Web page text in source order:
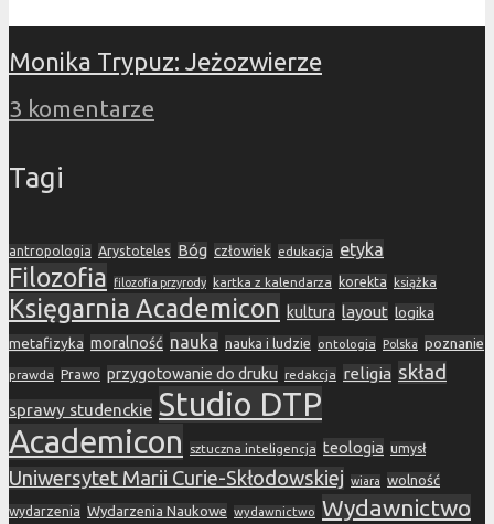
Monika Trypuz: Jeżozwierze
3 komentarze
Tagi
antropologia Arystoteles Bóg człowiek edukacja etyka
Filozofia filozofia przyrody kartka z kalendarza korekta książka
Księgarnia Academicon kultura layout logika
metafizyka moralność nauka nauka i ludzie ontologia Polska poznanie
prawda Prawo przygotowanie do druku redakcja religia skład
sprawy studenckie Studio DTP
Academicon
sztuczna inteligencja teologia umysł
Uniwersytet Marii Curie-Skłodowskiej wiara wolność
wydarzenia Wydarzenia Naukowe wydawnictwo Wydawnictwo